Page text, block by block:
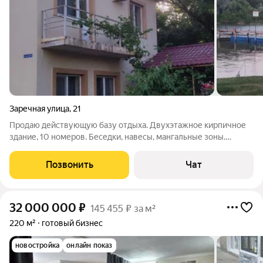
Заречная улица, 21
Продаю действующую базу отдыха. Двухэтажное кирпичное
здание, 10 номеров. Беседки, навесы, мангальные зоны.
территории расположен двухэтажный жилой дом 120
квадратов. Все в собственности. Все
Позвонить Чат
32 000 000 ₽ 145 455 ₽ за м²
220 м² готовый бизнес
новостройка онлайн показ